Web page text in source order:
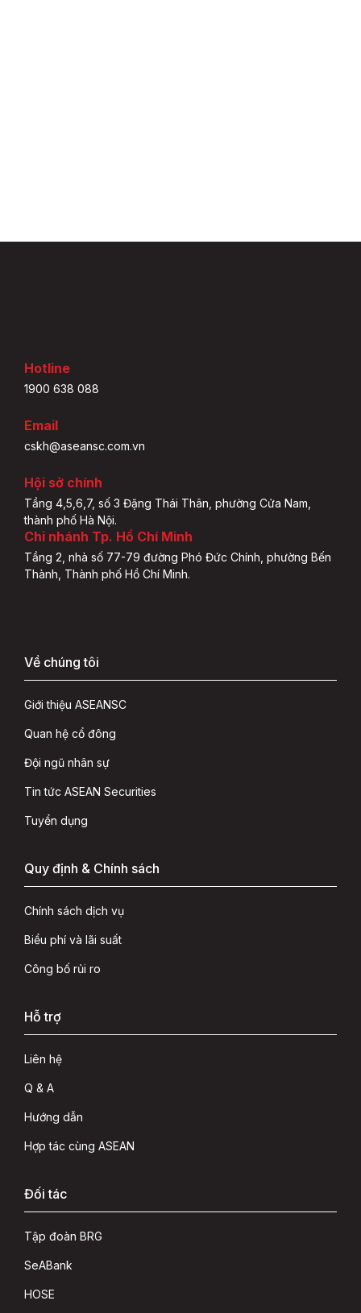
Hotline
1900 638 088
Email
cskh@aseansc.com.vn
Hội sở chính
Tầng 4,5,6,7, số 3 Đặng Thái Thân, phường Cửa Nam,
thành phố Hà Nội.
Chi nhánh Tp. Hồ Chí Minh
Tầng 2, nhà số 77-79 đường Phó Đức Chính, phường Bến
Thành, Thành phố Hồ Chí Minh.
Về chúng tôi
Giới thiệu ASEANSC
Quan hệ cổ đông
Đội ngũ nhân sự
Tin tức ASEAN Securities
Tuyển dụng
Quy định & Chính sách
Chính sách dịch vụ
Biểu phí và lãi suất
Công bố rủi ro
Hỗ trợ
Liên hệ
Q & A
Hướng dẫn
Hợp tác cùng ASEAN
Đối tác
Tập đoàn BRG
SeABank
HOSE